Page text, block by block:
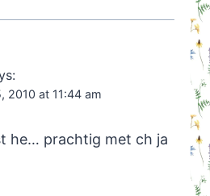
2010 at 11:44 am
he… prachtig met ch ja